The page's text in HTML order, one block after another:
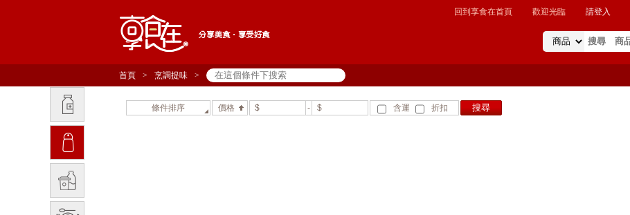
回到享食在首頁 歡迎光臨 請登入
首頁 > 烹調提味 >
條件排序 價格 $ - $ 含運 折扣